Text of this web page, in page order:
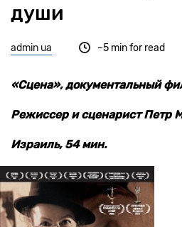
души
admin ua ~5 min for read
«Сцена», документальный
Режиссер и сценарист Петр
Израиль, 54 мин.